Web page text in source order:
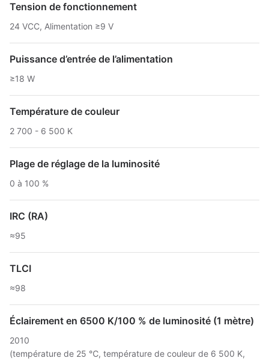
Tension de fonctionnement
24 VCC, Alimentation ≥9 V
Puissance d’entrée de l’alimentation
≥18 W
Température de couleur
2 700 - 6 500 K
Plage de réglage de la luminosité
0 à 100 %
IRC (RA)
≈95
TLCI
≈98
Éclairement en 6500 K/100 % de luminosité (1 mètre)
2010
(température de 25 ℃, température de couleur de 6 500 K,